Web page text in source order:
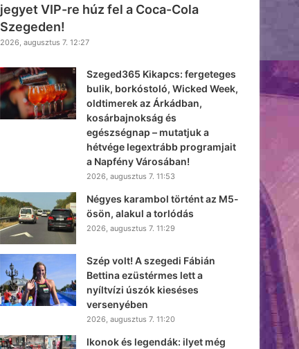
jegyet VIP-re húz fel a Coca-Cola
Szegeden!
2026, augusztus 7. 12:27
Szeged365 Kikapcs: fergeteges
bulik, borkóstoló, Wicked Week,
oldtimerek az Árkádban,
kosárbajnokság és
egészségnap – mutatjuk a
hétvége legextrább programjait
a Napfény Városában!
2026, augusztus 7. 11:53
Négyes karambol történt az M5-
ösön, alakul a torlódás
2026, augusztus 7. 11:29
Szép volt! A szegedi Fábián
Bettina ezüstérmes lett a
nyíltvízi úszók kieséses
versenyében
2026, augusztus 7. 11:20
Ikonok és legendák: ilyet még